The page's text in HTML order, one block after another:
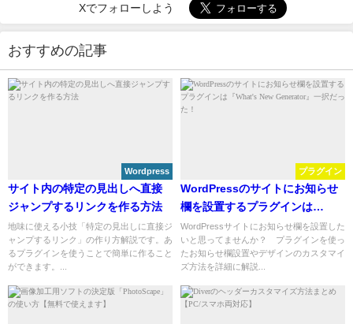
Xでフォローしよう
おすすめの記事
Wordpress
サイト内の特定の見出しへ直接
ジャンプするリンクを作る方法
地味に使える小技「特定の見出しに直接ジ
ャンプするリンク」の作り方解説です。あ
るプラグインを使うことで簡単に作ること
ができます。...
プラグイン
WordPressのサイトにお知らせ
欄を設置するプラグインは
『What's New Generator』一択
だった！
WordPressサイトにお知らせ欄を設置した
いと思ってませんか？ プラグインを使っ
たお知らせ欄設置やデザインのカスタマイ
ズ方法を詳細に解説...